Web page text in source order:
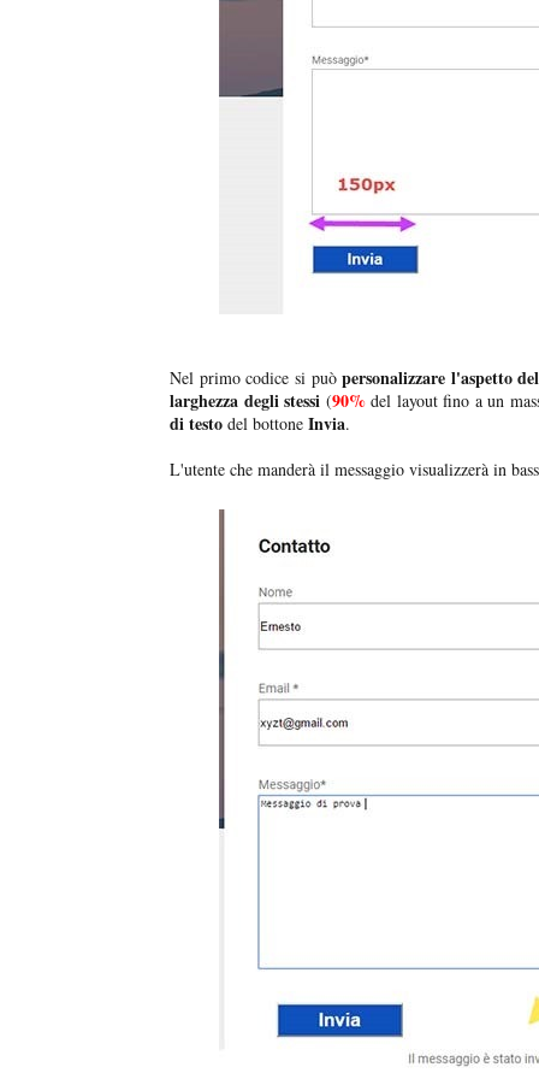
Nel primo codice si puòpersonalizzare l'aspetto
larghezza degli stessi (90%del layout fino a un
di testo del bottone Invia.
L'utente che manderà il messaggio visualizzerà in